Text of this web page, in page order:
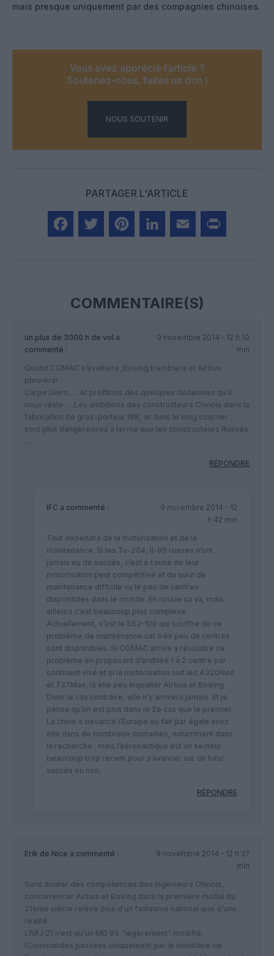
mais presque uniquement par des compagnies chinoises.
Vous avez apprécié l’article ?
Soutenez-nous, faites un don !
NOUS SOUTENIR
PARTAGER L'ARTICLE
COMMENTAIRE(S)
un plus de 3000 h de vol a
commenté :
9 novembre 2014 - 12 h 10
min
Quand COMAC s’éveillera ,Boeing tremblera et Airbus
pleurera!
Carpe Diem …. et profitons des quelques décennies qu’il
nous reste ….Les ambitions des constructeurs Chinois dans la
fabrication de gros-porteur WB, et dans le long courrier ,
sont plus dangereuses à terme que les constructeurs Russes
RÉPONDRE
IFC a commenté :
9 novembre 2014 - 12
h 42 min
Tout dépendra de la motorisation et de la
maintenance. Si les Tu-204, Il-96 russes n’ont
jamais eu de succès, c’est à cause de leur
motorisation peut compétitive et du suivi de
maintenance difficile vu le peu de centres
disponibles dans le monde. En russie ça va, mais
ailleurs c’est beaucoup plus complexe.
Actuellement, c’est le SSJ-100 qui souffre de ce
problème de maintenance car très peu de centres
sont disponibles. Si COMAC arrive a résoudre ce
problème en proposant d’amblée 1 à 2 centre par
continent visé et si la motorisation suit les A320Neo
et 737Max, là elle peu inquiéter Airbus et Boeing.
Dans le cas contraire, elle n’y arrivera jamais. Et je
pense qu’on est plus dans le 2e cas que le premier.
La chine a devancé l’Europe ou fait par égale avec
elle dans de nombreux domaines, notamment dans
la recherche ; mais l’aéronautique est un secteur
beaucoup trop récent pour s’avancer sur un futur
succès ou non.
RÉPONDRE
Erik de Nice a commenté :
9 novembre 2014 - 12 h 37
min
Sans douter des compétences des ingénieurs Chinois,
concurrencer Airbus et Boeing dans la première moitié du
21ème siècle relève plus d’un fantasme national que d’une
réalité.
L’ARJ 21 n’est qu’un MD 95 “légèrement” modifié.
(Commandes passées uniquement par le ministère de